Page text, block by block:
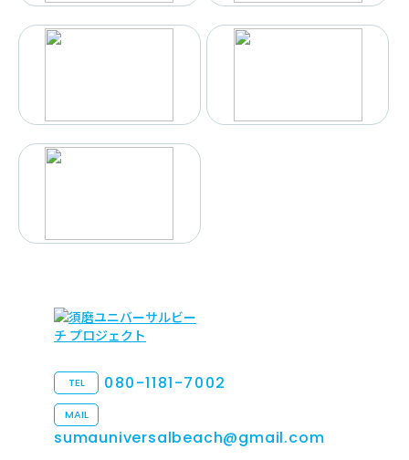
TEL 080-1181-7002
MAIL
sumauniversalbeach@gmail.com